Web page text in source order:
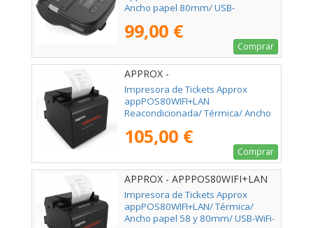
Ancho papel 80mm/ USB-
99,00 €
Comprar
APPROX -
Impresora de Tickets Approx
appPOS80WIFI+LAN
Reacondicionada/ Térmica/ Ancho
RS232-RJ11/ Negra
105,00 €
Comprar
APPROX - APPPOS80WIFI+LAN
Impresora de Tickets Approx
appPOS80WIFI+LAN/ Térmica/
Ancho papel 58 y 80mm/ USB-WiFi-